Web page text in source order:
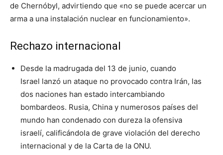
de Chernóbyl, advirtiendo que «no se puede acercar un
arma a una instalación nuclear en funcionamiento».
Rechazo internacional
Desde la madrugada del 13 de junio, cuando
Israel lanzó un ataque no provocado contra Irán, las
dos naciones han estado intercambiando
bombardeos. Rusia, China y numerosos países del
mundo han condenado con dureza la ofensiva
israelí, calificándola de grave violación del derecho
internacional y de la Carta de la ONU.